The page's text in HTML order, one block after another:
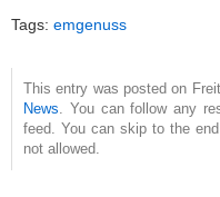
Tags: emgenuss
This entry was posted on
News . You can follow any
feed. You can skip to the
not allowed.